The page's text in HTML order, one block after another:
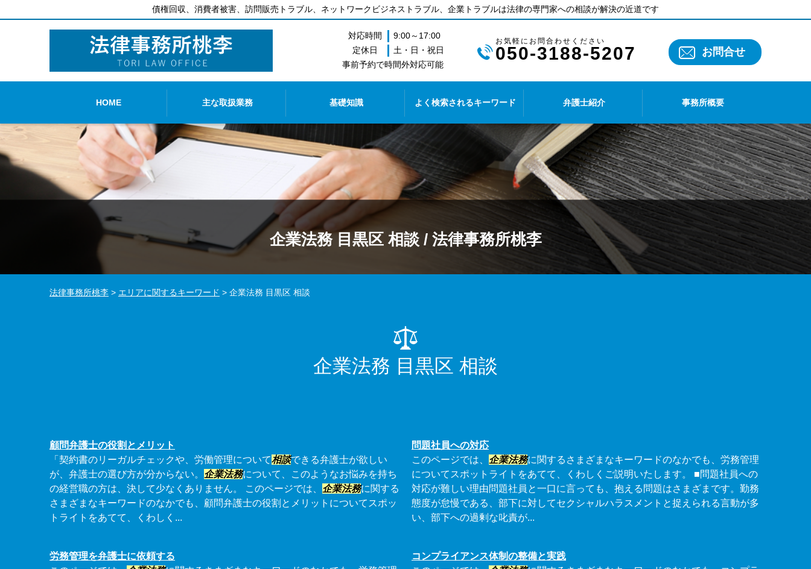
債権回収、消費者被害、訪問販売トラブル、ネットワークビジネストラブル、企業トラブルは法律の専門家への相談が解決の近道です
対応時間
9:00～17:00
定休日
土・日・祝日
事前予約で時間外対応可能
050-3188-5207 お問合せ
HOME 主な取扱業務 基礎知識 よく検索されるキーワード 弁護士紹介 事務所概要
企業法務 目黒区 相談 / 法律事務所桃李
法律事務所桃李 > エリアに関するキーワード > 企業法務 目黒区 相談
企業法務 目黒区 相談
顧問弁護士の役割とメリット
「契約書のリーガルチェックや、労働管理について相談できる弁護士が欲しい
が、弁護士の選び方が分からない。 企業法務について、このようなお悩みを持ち
の経営職の方は、決して少なくありません。 このページでは、 企業法務に関する
さまざまなキーワードのなかでも、顧問弁護士の役割とメリットについてスポッ
トライトをあてて、くわしく...
問題社員への対応
このページでは、 企業法務に関するさまざまなキーワードのなかでも、労務管理
についてスポットライトをあてて、くわしくご説明いたします。 ■問題社員への
対応が難しい理由問題社員と一口に言っても、抱える問題はさまざまです。勤務
態度が怠慢である、部下に対してセクシャルハラスメントと捉えられる言動が多
い、部下への過剰な叱責が...
労務管理を弁護士に依頼する
コンプライアンス体制の整備と実践